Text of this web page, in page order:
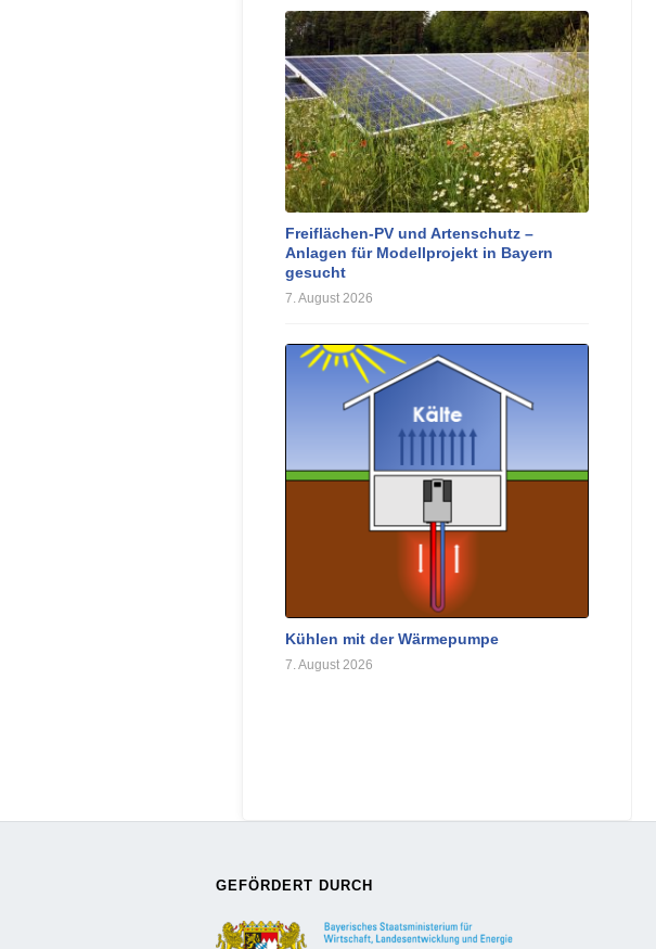
Freiflächen-PV und Artenschutz –
Anlagen für Modellprojekt in Bayern
gesucht
7. August 2026
Kühlen mit der Wärmepumpe
7. August 2026
GEFÖRDERT DURCH